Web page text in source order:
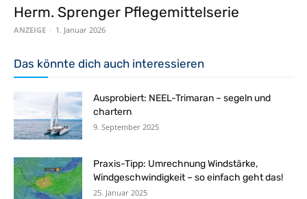
Herm. Sprenger Pflegemittelserie
ANZEIGE - 1. Januar 2026
Das könnte dich auch interessieren
Ausprobiert: NEEL-Trimaran – segeln und
chartern
9. September 2025
Praxis-Tipp: Umrechnung Windstärke,
Windgeschwindigkeit – so einfach geht das!
25. Januar 2025